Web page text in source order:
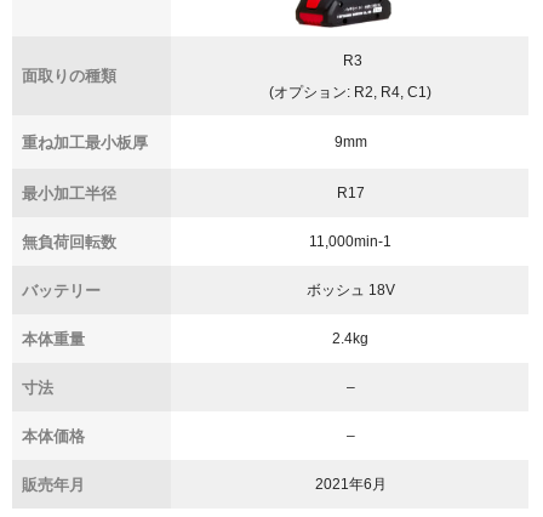
面取りの種類
R3
(オプション: R2, R4, C1)
重ね加工最小板厚 9mm
最小加工半径 R17
無負荷回転数 11,000min-1
バッテリー ボッシュ 18V
本体重量 2.4kg
寸法 –
本体価格 –
販売年月 2021年6月